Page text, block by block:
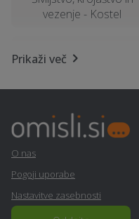
vezenje - Kostel
Asfaltiranje - Kostel
Razrez lesa, žaga - Kostel
Kostel
Prikaži več
O nas
Pogoji uporabe
Nastavitve zasebnosti